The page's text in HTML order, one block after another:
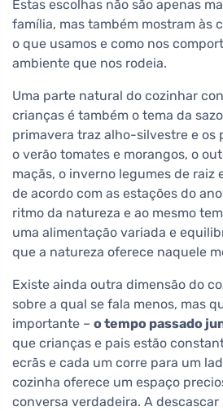
Estas escolhas não são apenas
família, mas também mostram às
o que usamos e como nos
ambiente que nos rodeia.
Uma parte natural do cozinhar
crianças é também o tema da
primavera traz alho-silvestre e os
o verão tomates e morangos, o
maçãs, o inverno legumes de raiz
de acordo com as estações do
ritmo da natureza e ao mesmo
uma alimentação variada e
que a natureza oferece naquele
Existe ainda outra dimensão do
sobre a qual se fala menos, mas
importante – o tempo passado
que crianças e pais estão
ecrãs e cada um corre para um
cozinha oferece um espaço
conversa verdadeira. A